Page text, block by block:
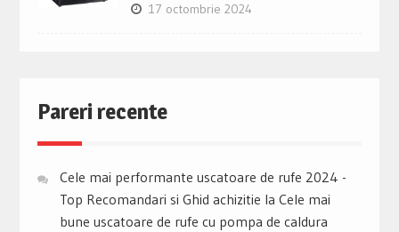
17 octombrie 2024
Pareri recente
Cele mai performante uscatoare de rufe 2024 -
Top Recomandari si Ghid achizitie la Cele mai
bune uscatoare de rufe cu pompa de caldura